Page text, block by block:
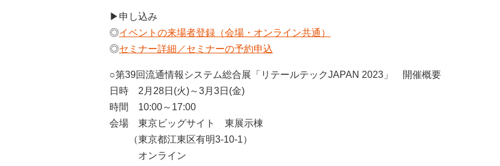
▶申し込み
◎イベントの来場者登録（会場・オンライン共通）
◎セミナー詳細／セミナーの予約申込
○第39回流通情報システム総合展「リテールテックJAPAN 2023」 開催概要
日時 2月28日(火)～3月3日(金)
時間 10:00～17:00
会場 東京ビッグサイト 東展示棟
（東京都江東区有明3-10-1）
オンライン